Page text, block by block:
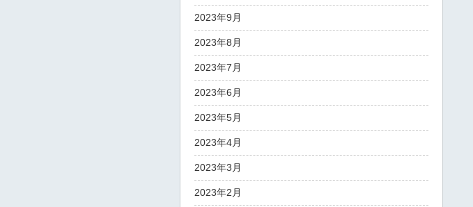
2023年9月
2023年8月
2023年7月
2023年6月
2023年5月
2023年4月
2023年3月
2023年2月